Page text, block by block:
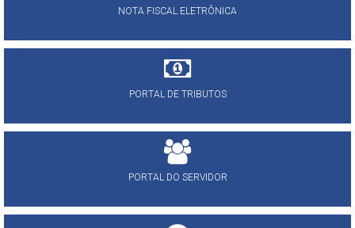
NOTA FISCAL ELETRÔNICA
PORTAL DE TRIBUTOS
PORTAL DO SERVIDOR